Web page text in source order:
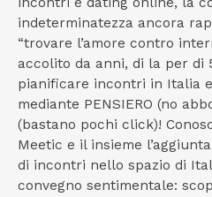
indeterminatezza ancora
“trovare l’amore contro
accolito da anni, di la per di
pianificare incontri in Italia
mediante PENSIERO (no
(bastano pochi click)!
Meetic e il insieme
di incontri nello spazio di
convegno sentimentale: